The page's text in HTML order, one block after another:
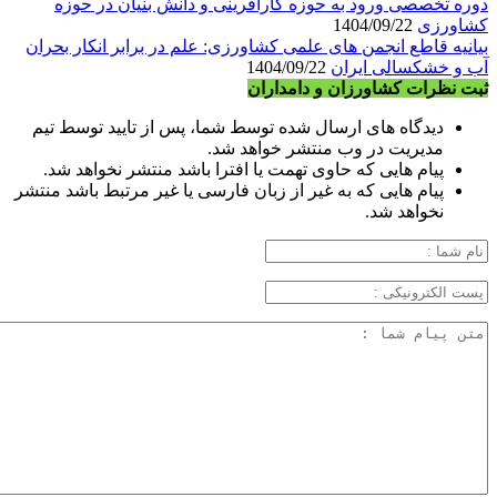
کشاورزی
بیانیه قاطع انجمن های علمی کشاورزی: علم در برابر انکار بحران
آب و خشکسالی ایران
ثبت نظرات کشاورزان و دامداران
دیدگاه های ارسال شده توسط شما، پس از تایید توسط تیم
مدیریت در وب منتشر خواهد شد.
پیام هایی که حاوی تهمت یا افترا باشد منتشر نخواهد شد.
پیام هایی که به غیر از زبان فارسی یا غیر مرتبط باشد منتشر
نخواهد شد.